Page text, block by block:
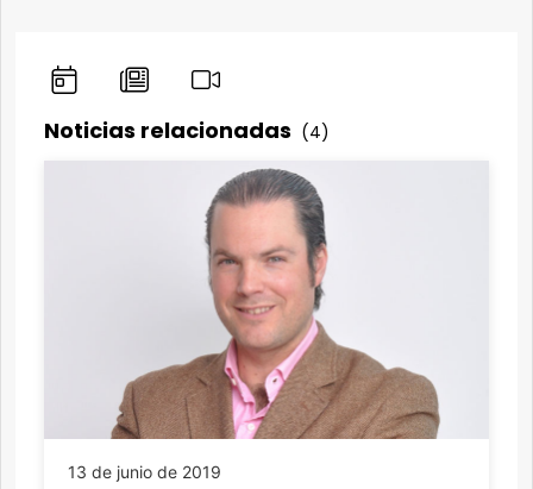
Noticias relacionadas (4)
13 de junio de 2019